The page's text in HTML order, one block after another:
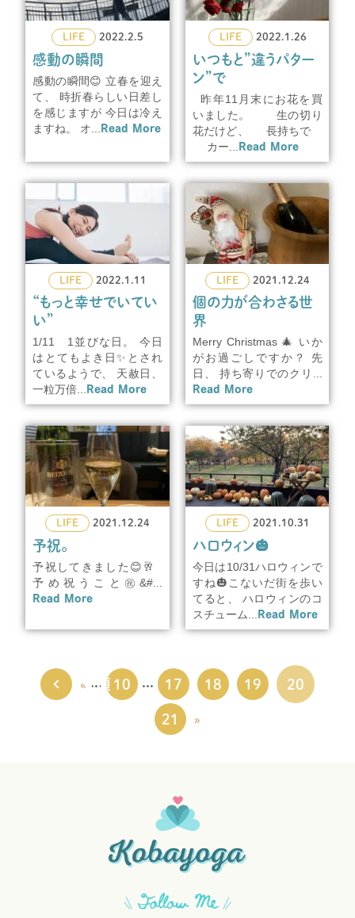
LIFE 2022.2.5
感動の瞬間
感動の瞬間😊 立春を迎え
て、 時折春らしい日差し
を感じますが 今日は冷え
ますね。 オ...
Read More
LIFE 2022.1.26
いつもと”違うパター
ン”で
昨年11月末にお花を買
いました。 生の切り
花だけど、 長持ちで
カー...
Read More
LIFE 2022.1.11
“もっと幸せでいてい
い”
1/11 1並びな日。 今日
はとてもよき日✨とされ
ているようで、 天赦日、
一粒万倍... Read More
LIFE 2021.12.24
個の力が合わさる世
界
Merry Christmas 🎄 いか
がお過ごしですか？ 先
日、 持ち寄りでのクリ...
Read More
LIFE 2021.12.24
予祝。
予祝してきました😊🥂
予め祝うこと㊗&#...
Read More
LIFE 2021.10.31
ハロウィン🎃
今日は10/31ハロウィンで
すね🎃こないだ街を歩い
てると、 ハロウィンのコ
スチューム...
Read More
« 先頭
« ... 10 ... 17 18 19 20
21 »